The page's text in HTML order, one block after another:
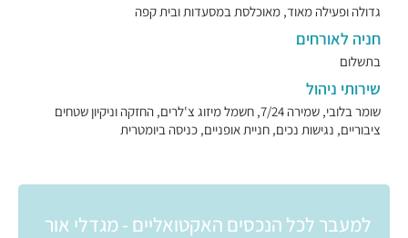
גדולה ופעילה מאוד, מאוכלסת במסעדות ובית קפה
חניה לאורחים
בתשלום
שירותי ניהול
שומר בלובי, שמירה 7/24, חשמל מיזוג צ'לרים, החזקה וניקיון שטחים
ציבוריים, נגישות נכים, חניית אופניים, כניסה ביומטרית
למעבר לכל הנכסים האקטואליים - מגדלי אור